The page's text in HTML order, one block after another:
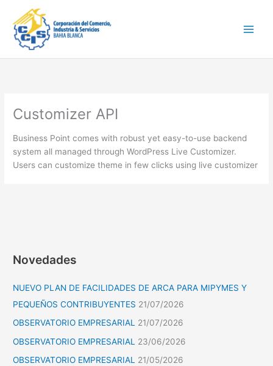
contenido
Customizer API
Business Point comes with robust yet easy-to-use backend
system all managed through WordPress Live Customizer.
Users can customize theme in few clicks using live customizer
Novedades
NUEVO PLAN DE FACILIDADES DE ARCA PARA MIPYMES Y
PEQUEÑOS CONTRIBUYENTES 21/07/2026
OBSERVATORIO EMPRESARIAL 21/07/2026
OBSERVATORIO EMPRESARIAL
23/06/2026
OBSERVATORIO EMPRESARIAL 21/05/2026